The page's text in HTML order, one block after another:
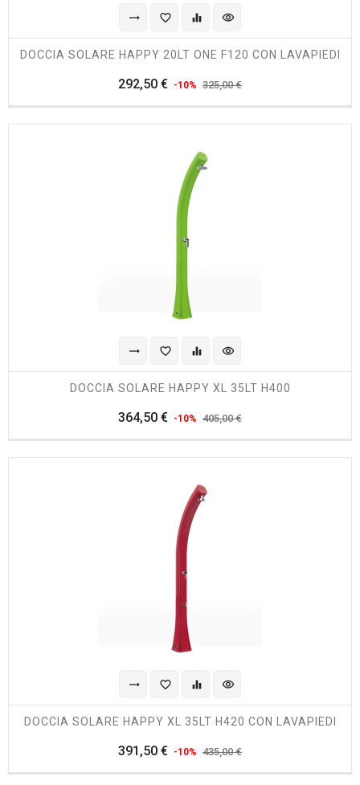
trending_flat favorite_border equalizer visibility
DOCCIA SOLARE HAPPY 20LT ONE F120 CON LAVAPIEDI
292,50 € Prezzo
-10% 325,00 €Prezzo
trending_flat favorite_border equalizer visibility
DOCCIA SOLARE HAPPY XL 35LT H400
364,50 € Prezzo
-10% 405,00 €Prezzo
trending_flat favorite_border equalizer visibility
DOCCIA SOLARE HAPPY XL 35LT H420 CON LAVAPIEDI
391,50 € Prezzo
-10% 435,00 €Prezzo